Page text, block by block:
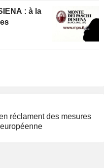
: à la
réclament des mesures